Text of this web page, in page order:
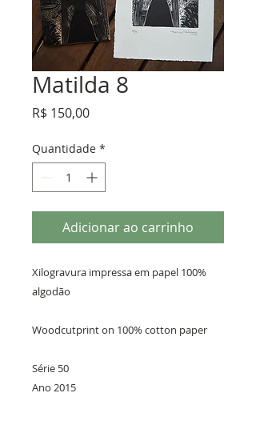
Matilda 8
R$ 150,00Preço
Quantidade *
Adicionar ao carrinho
Xilogravura impressa em papel 100%
algodão
Woodcutprint on 100% cotton paper
Série 50
Ano 2015